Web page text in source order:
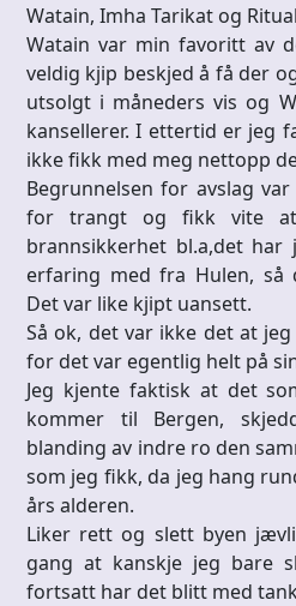
Watain, Imha Tarikat og
Watain var min favoritt av
veldig kjip beskjed å få der
utsolgt i måneders vis og
kansellerer. I ettertid er jeg
ikke fikk med meg nettopp
Begrunnelsen for avslag
for trangt og fikk vite
brannsikkerhet bl.a,det
erfaring med fra Hulen, så
Det var like kjipt uansett.
Så ok, det var ikke det at
for det var egentlig helt på
Jeg kjente faktisk at det
kommer til Bergen,
blanding av indre ro den
som jeg fikk, da jeg hang
års alderen.
Liker rett og slett byen
gang at kanskje jeg bare
fortsatt har det blitt med